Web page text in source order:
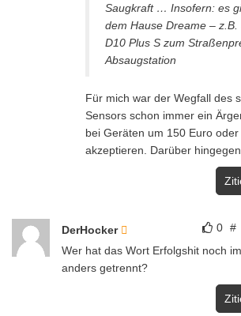
Saugkraft … Insofern: es
dem Hause Dreame –
D10 Plus S zum
Absaugstation
Für mich war der Wegfall des
Sensors schon immer ein
bei Geräten um 150 Euro
akzeptieren. Darüber hingegen
0 #
DerHocker
Wer hat das Wort Erfolgshit noch
anders getrennt?